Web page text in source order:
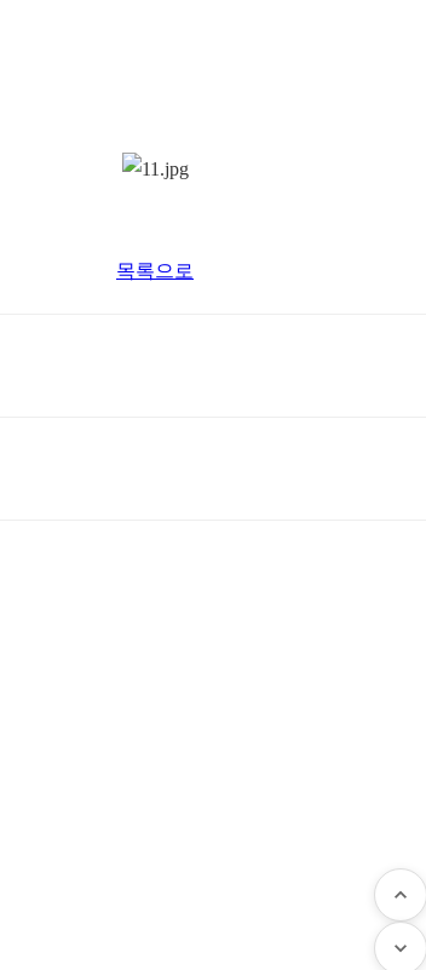
목록으로